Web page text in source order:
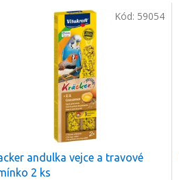
andulka vejce a travové
2 ks
Kód: 59054